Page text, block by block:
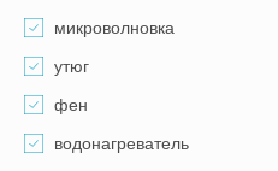
микроволновка
утюг
фен
водонагреватель